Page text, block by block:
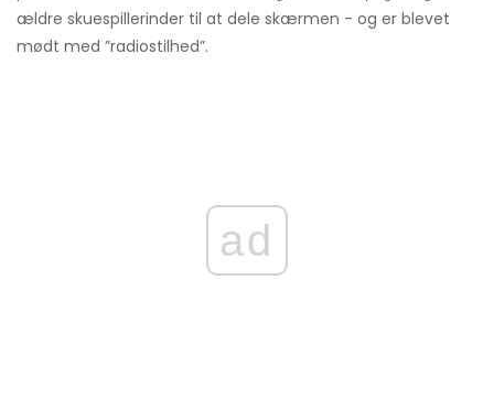
ældre skuespillerinder til at dele skærmen - og er blevet
mødt med ”radiostilhed”.
ad